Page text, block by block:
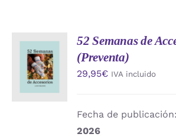
AL
CARRITO
/
DETALLES
52 Semanas de
(Preventa)
29,95€ IVA incluido
Fecha de
2026